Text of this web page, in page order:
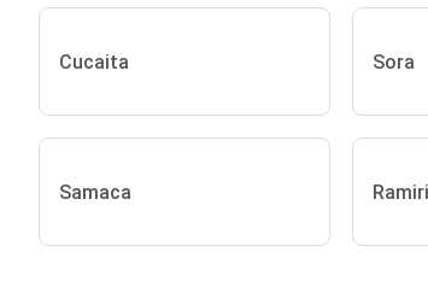
Cucaita Sora
Samaca